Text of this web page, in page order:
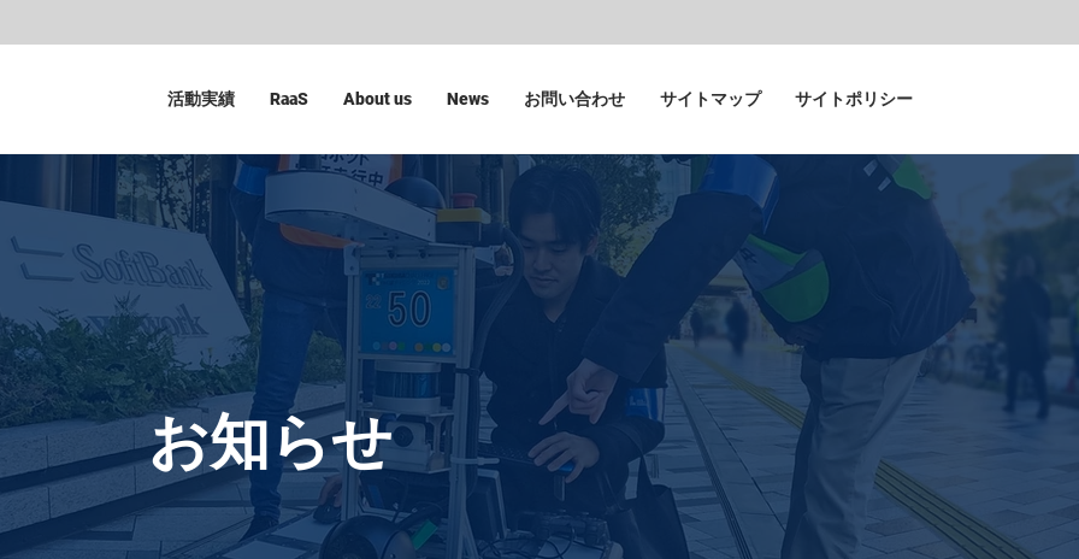
活動実績 RaaS About us News お問い合わせ サイトマップ サイトポリシー
​お知らせ